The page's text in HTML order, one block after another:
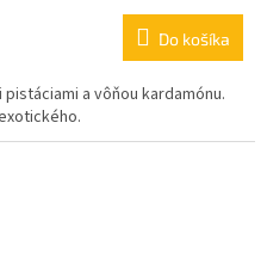
Do košíka
a vôňou kardamónu.